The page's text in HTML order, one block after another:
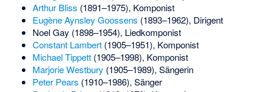
Arthur Bliss (1891–1975), Komponist
Eugène Aynsley Goossens (1893–1962), Dirigent
Noel Gay (1898–1954), Liedkomponist
Constant Lambert(1905–1951), Komponist
Michael Tippett(1905–1998), Komponist
Marjorie Westbury (1905–1989), Sängerin
Peter Pears (1910–1986), Sänger